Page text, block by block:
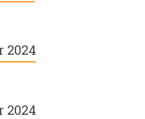
2024
2024